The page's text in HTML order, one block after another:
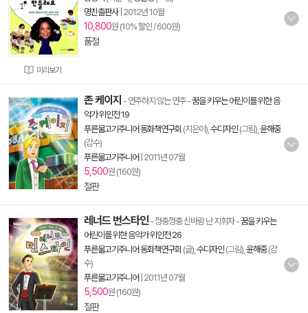
미리보기
명진출판사| 2012년 10월
10,800원 (10% 할인 / 600원)
품절
존 케이지 - 연주하지 않는 연주-꿈을 키우는 어린이를 위한 음
악가 위인전 19
푸른물고기주니어 동화책연구회 (지은이), 수디자인 (그림), 윤해중
(감수)
푸른물고기주니어 2011년 07월
5,500원 (160원)
절판
레너드 번스타인- 껑충껑충 신바람 난 지휘자-꿈을 키우는
어린이를 위한 음악가 위인전 26
푸른물고기주니어 동화책연구회 (글), 수디자인 (그림), 윤해중(감
수)
푸른물고기주니어 2011년 07월
5,500원 (160원)
절판